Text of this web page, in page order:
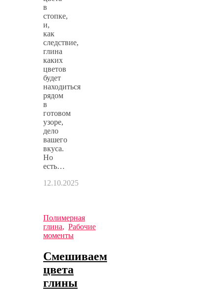
в
стопке,
и,
как
следствие,
глина
каких
цветов
будет
находиться
рядом
в
готовом
узоре,
дело
вашего
вкуса.
Но
есть…
12.10.2025
Полимерная
глина, Рабочие
моменты
Смешиваем
цвета
глины